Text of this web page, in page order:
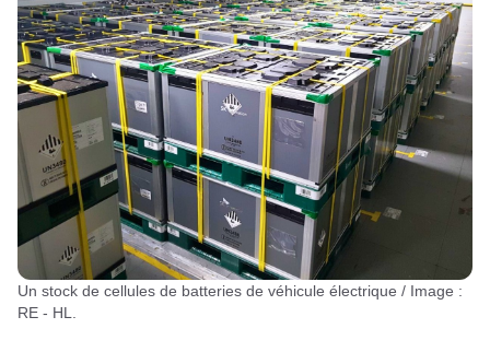
Un stock de cellules de batteries de véhicule électrique / Image :
RE - HL.